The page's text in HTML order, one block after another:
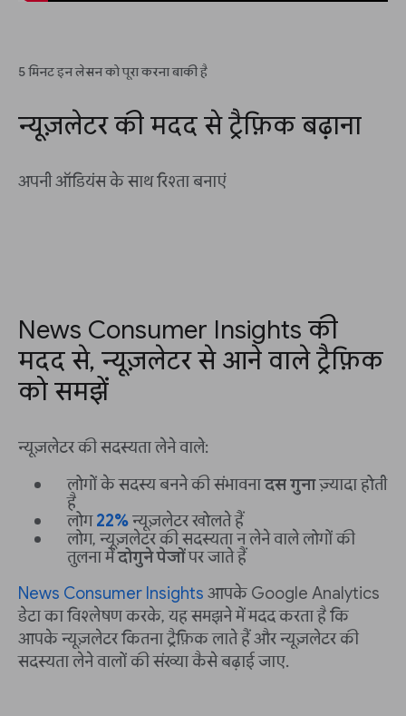
5 मिनट इन लेसन को पूरा करना बाकी है
न्यूज़लेटर की मदद से ट्रैफ़िक बढ़ाना
अपनी ऑडियंस के साथ रिश्ता बनाएं
News Consumer Insights की
मदद से, न्यूज़लेटर से आने वाले ट्रैफ़िक
को समझें
न्यूज़लेटर की सदस्यता लेने वाले:
लोगों के सदस्य बनने की संभावनादस गुनाज़्यादा होती
है
लोग22%न्यूज़लेटर खोलते हैं
लोग, न्यूज़लेटर की सदस्यता न लेने वाले लोगों की
तुलना मेंदोगुने पेजोंपर जाते हैं
News Consumer Insights आपके Google Analytics
डेटा का विश्लेषण करके, यह समझने में मदद करता है कि
आपके न्यूज़लेटर कितना ट्रैफ़िक लाते हैं और न्यूज़लेटर की
सदस्यता लेने वालों की संख्या कैसे बढ़ाई जाए.